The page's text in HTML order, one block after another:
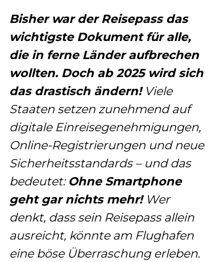
Bisher war der Reisepass das
wichtigste Dokument für alle,
die in ferne Länder aufbrechen
wollten. Doch ab 2025 wird sich
das drastisch ändern!Viele
Staaten setzen zunehmend auf
digitale Einreisegenehmigungen,
Online-Registrierungen und neue
Sicherheitsstandards – und das
bedeutet: Ohne Smartphone
geht gar nichts mehr!Wer
denkt, dass sein Reisepass allein
ausreicht, könnte am Flughafen
eine böse Überraschung erleben.